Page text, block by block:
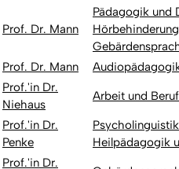
Prof. Dr. Mann
Pädagogik und
Prof. Dr. Mann
Prof.'in Dr.
Niehaus
Arbeit und
Prof.'in Dr.
Penke
Heilpädagogik
Prof.'in Dr.